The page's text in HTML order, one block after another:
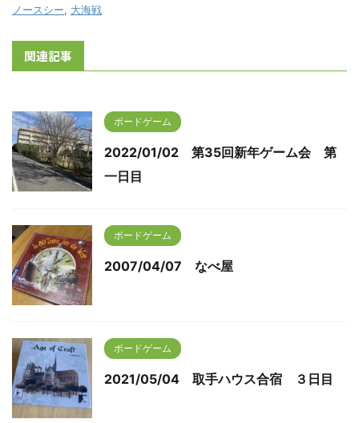
ノースシー, 大海戦
関連記事
ボードゲーム
2022/01/02 第35回新年ゲーム会 第
一日目
ボードゲーム
2007/04/07 なべ屋
ボードゲーム
2021/05/04 取手ハウス合宿 ３日目